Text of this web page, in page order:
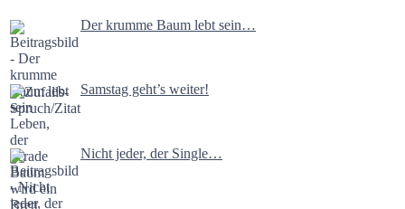
Der krumme Baum lebt sein…
Samstag geht’s weiter!
Nicht jeder, der Single…